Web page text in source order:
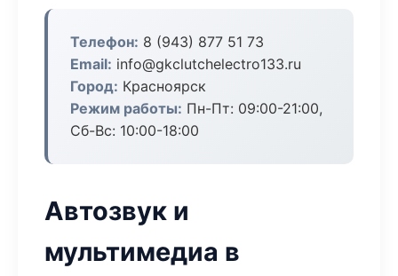
Телефон: 8 (943) 877 51 73
Email: info@gkclutchelectro133.ru
Город: Красноярск
Режим работы: Пн-Пт: 09:00-21:00,
Сб-Вс: 10:00-18:00
Автозвук и
мультимедиа в